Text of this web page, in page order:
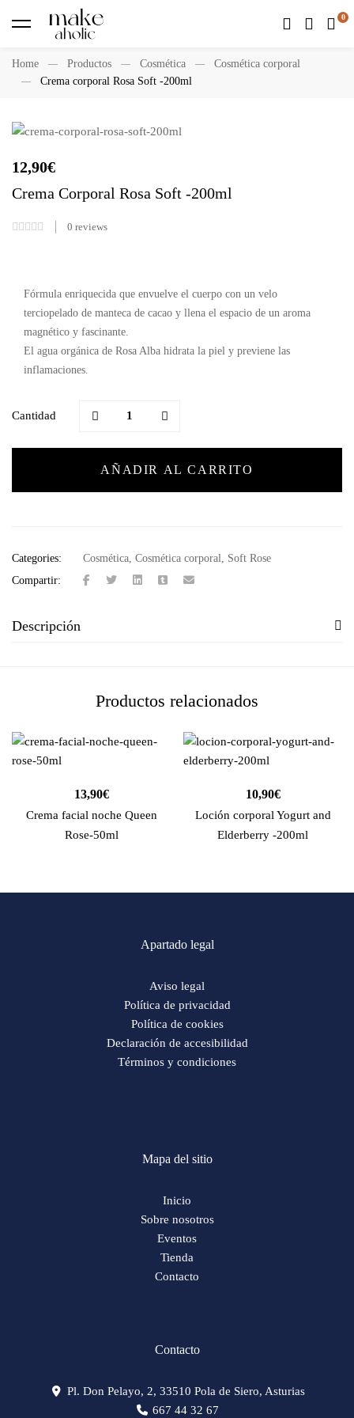
Home Productos Cosmética
Cosmética corporal
Crema corporal Rosa Soft -200ml
12,90€
Crema Corporal Rosa Soft -200ml
0 reviews
Fórmula enriquecida que envuelve el cuerpo con un velo
terciopelado de manteca de cacao y llena el espacio de un aroma
magnético y fascinante.
El agua orgánica de Rosa Alba hidrata la piel y previene las
inflamaciones.
Cantidad
AÑADIR AL CARRITO
Categories: Cosmética Cosmética corporal
Soft Rose
Compartir:
Descripción
Productos relacionados
13,90€
Crema facial noche Queen
Rose-50ml
10,90€
Loción corporal Yogurt and
Elderberry -200ml
Apartado legal
Aviso legal
Política de privacidad
Política de cookies
Declaración de accesibilidad
Términos y condiciones
Mapa del sitio
Inicio
Sobre nosotros
Eventos
Tienda
Contacto
Contacto
Pl. Don Pelayo, 2, 33510 Pola de Siero, Asturias
667 44 32 67